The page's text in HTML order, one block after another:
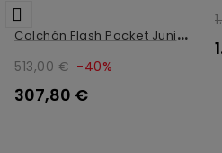
C
Olchón Flash Pocket Junior
513,00 € -40%
307,80 €